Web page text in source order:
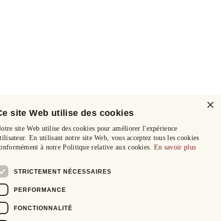
×
site Web utilise des cookies
site Web utilise des cookies pour améliorer l'expérience
En utilisant notre site Web, vous acceptez tous les cookies
à notre Politique relative aux cookies. En savoir plus
STRICTEMENT NÉCESSAIRES
PERFORMANCE
FONCTIONNALITÉ